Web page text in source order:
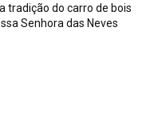
tradição do carro de bois
Senhora das Neves